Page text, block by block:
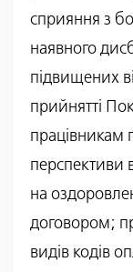
сприяння з
наявного
підвищених
прийнятті
працівникам
перспективи
на
договором;
видів кодів